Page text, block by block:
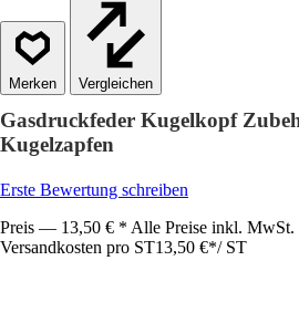
Vergleichen
Gasdruckfeder Kugelkopf
Kugelzapfen
Erste Bewertung schreiben
Preis — 13,50 € * Alle Preise inkl. MwSt.
Versandkosten pro ST13,50 €*/ ST